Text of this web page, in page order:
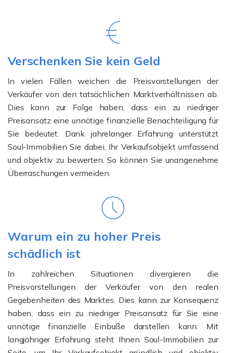
Verschenken Sie kein Geld
In vielen Fällen weichen die Preisvorstellungen der
Verkäufer von den tatsächlichen Marktverhältnissen ab.
Dies kann zur Folge haben, dass ein zu niedriger
Preisansatz eine unnötige finanzielle Benachteiligung für
Sie bedeutet. Dank jahrelanger Erfahrung unterstützt
Soul-Immobilien Sie dabei, Ihr Verkaufsobjekt umfassend
und objektiv zu bewerten. So können Sie unangenehme
Überraschungen vermeiden.
Warum ein zu hoher Preis
schädlich ist
In zahlreichen Situationen divergieren die
Preisvorstellungen der Verkäufer von den realen
Gegebenheiten des Marktes. Dies kann zur Konsequenz
haben, dass ein zu niedriger Preisansatz für Sie eine
unnötige finanzielle Einbuße darstellen kann. Mit
langjähriger Erfahrung steht Ihnen Soul-Immobilien zur